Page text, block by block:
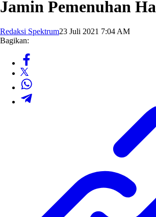
Jamin Pemenuhan
Redaksi Spektrum23 Juli 2021 7:04 AM
Bagikan: